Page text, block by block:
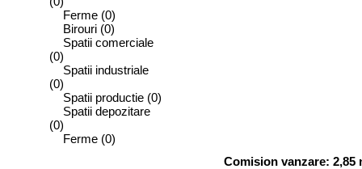
Ferme (0)
Birouri (0)
Spatii comerciale
(0)
Spatii industriale
(0)
Spatii productie (0)
Spatii depozitare
(0)
Ferme (0)
Comision vanzare: 2,85